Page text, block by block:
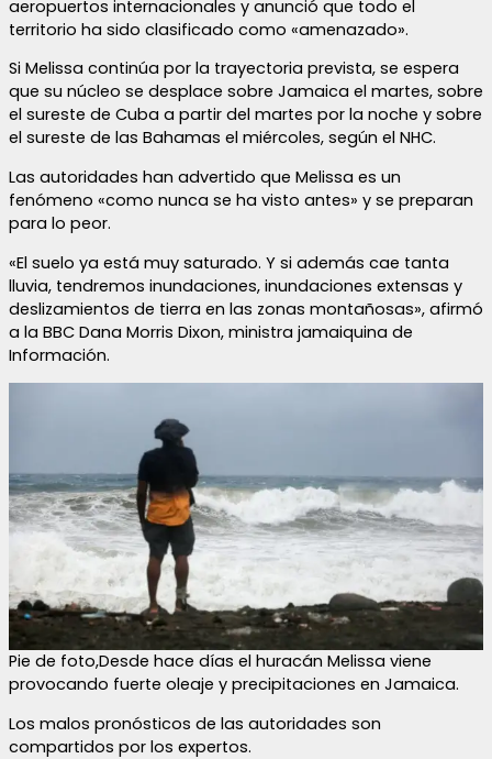
aeropuertos internacionales y anunció que todo el
territorio ha sido clasificado como «amenazado».
Si Melissa continúa por la trayectoria prevista, se espera
que su núcleo se desplace sobre Jamaica el martes, sobre
el sureste de Cuba a partir del martes por la noche y sobre
el sureste de las Bahamas el miércoles, según el NHC.
Las autoridades han advertido que Melissa es un
fenómeno «como nunca se ha visto antes» y se preparan
para lo peor.
«El suelo ya está muy saturado. Y si además cae tanta
lluvia, tendremos inundaciones, inundaciones extensas y
deslizamientos de tierra en las zonas montañosas», afirmó
a la BBC Dana Morris Dixon, ministra jamaiquina de
Información.
Pie de foto,Desde hace días el huracán Melissa viene
provocando fuerte oleaje y precipitaciones en Jamaica.
Los malos pronósticos de las autoridades son
compartidos por los expertos.